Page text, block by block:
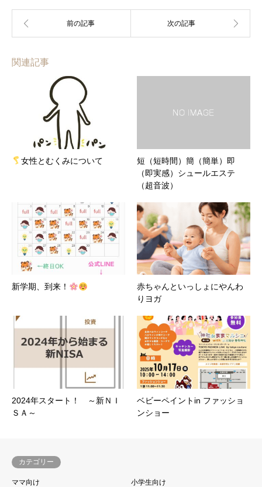
関連記事
女性とむくみについて
短（短時間）簡（簡単）即
（即実感）シュールエステ
（超音波）
新学期、到来！
赤ちゃんといっしょにやんわ
りヨガ
2024年スタート！ ～新ＮＩ
ＳＡ～
ベビーペイントin ファッショ
ンショー
カテゴリー
ママ向け 小学生向け